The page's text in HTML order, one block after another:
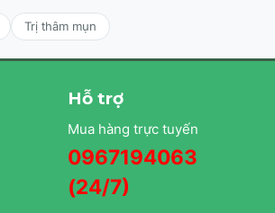
Trị thâm mụn
Hỗ trợ
Mua hàng trực tuyến
0967194063
(24/7)